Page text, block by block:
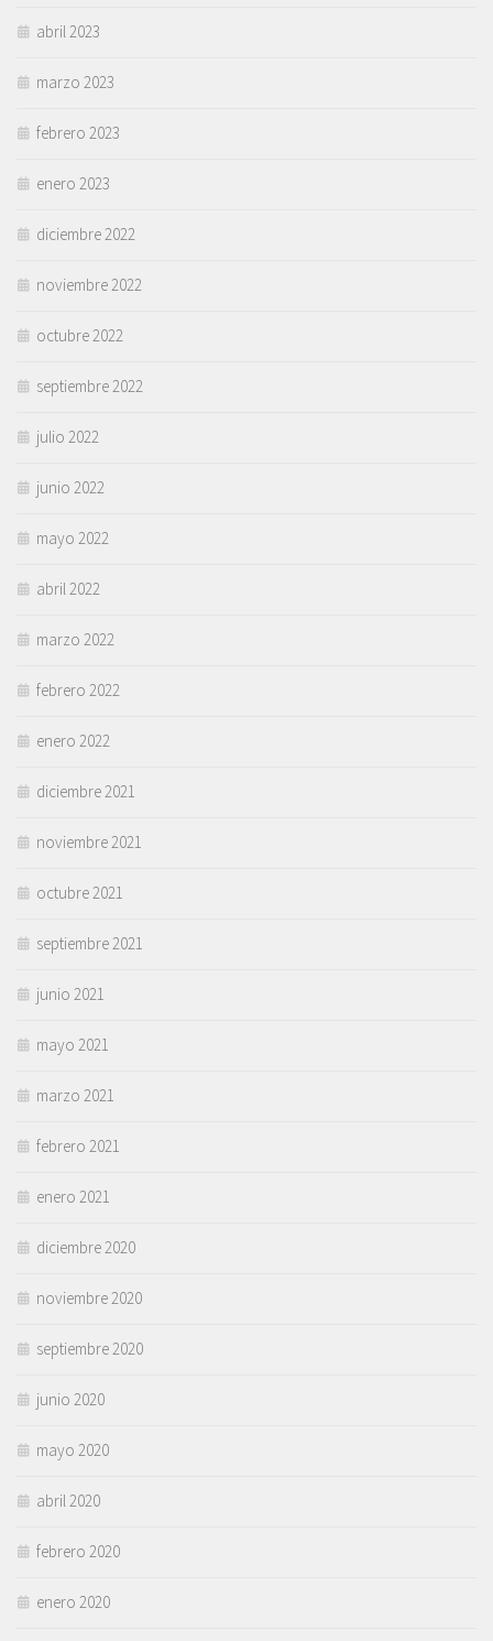
abril 2023
marzo 2023
febrero 2023
enero 2023
diciembre 2022
noviembre 2022
octubre 2022
septiembre 2022
julio 2022
junio 2022
mayo 2022
abril 2022
marzo 2022
febrero 2022
enero 2022
diciembre 2021
noviembre 2021
octubre 2021
septiembre 2021
junio 2021
mayo 2021
marzo 2021
febrero 2021
enero 2021
diciembre 2020
noviembre 2020
septiembre 2020
junio 2020
mayo 2020
abril 2020
febrero 2020
enero 2020